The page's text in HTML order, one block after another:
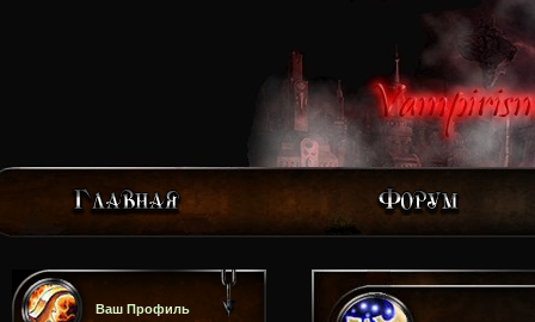
Ваш Профиль